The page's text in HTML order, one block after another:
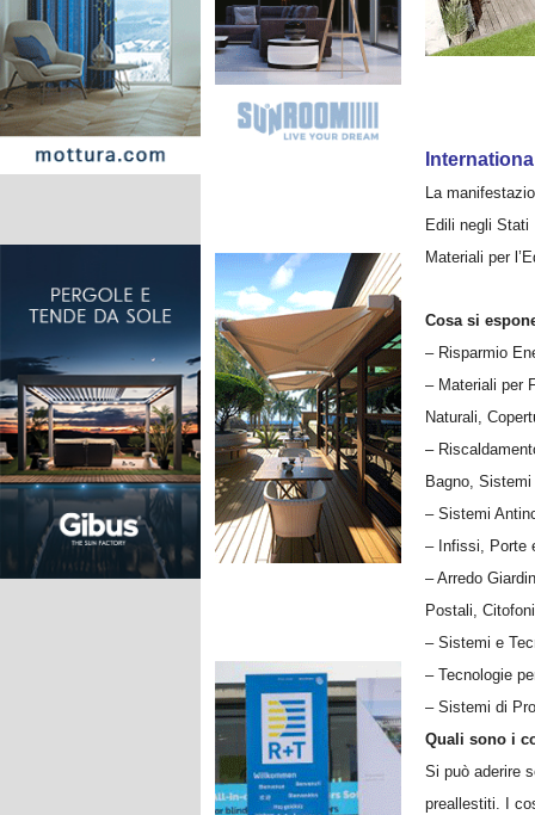
La
Edili negli
Materiali per
Cosa si
– Risparmio
– Materiali per
Naturali,
–
Bagno,
– Sistemi
– Infissi, Porte
– Arredo
Postali,
– Sistemi e
– Tecnologie
– Sistemi di
Quali sono i
Si può aderire
preallestiti. I